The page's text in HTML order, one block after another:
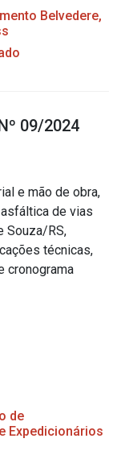
Belvedere,
09/2024
e mão de obra,
de vias
Souza/RS,
técnicas,
cronograma
de
Expedicionários